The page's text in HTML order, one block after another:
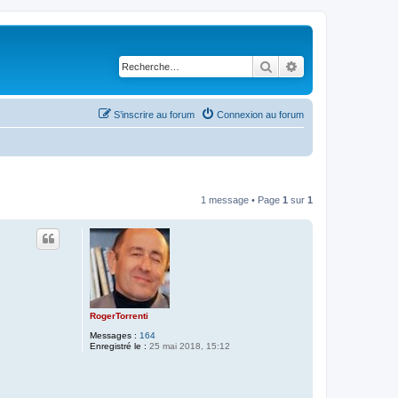
Rechercher
Connexion au forum
S’inscrire au forum
1 message • Page 1 sur 1
RogerTorrenti
Messages : 164
Enregistré le : 25 mai 2018, 15:12